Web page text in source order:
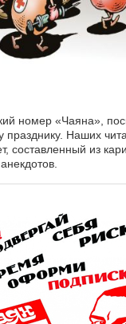
номер «Чаяна»,
читательниц ждёт
составленный из